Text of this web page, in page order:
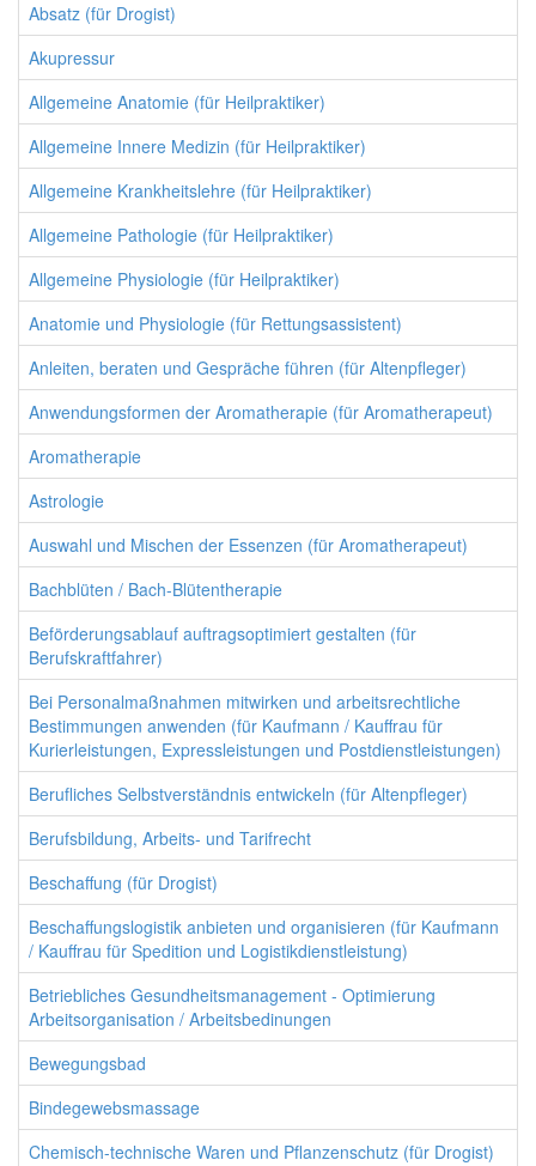
Absatz (für Drogist)
Akupressur
Allgemeine Anatomie (für Heilpraktiker)
Allgemeine Innere Medizin (für Heilpraktiker)
Allgemeine Krankheitslehre (für Heilpraktiker)
Allgemeine Pathologie (für Heilpraktiker)
Allgemeine Physiologie (für Heilpraktiker)
Anatomie und Physiologie (für Rettungsassistent)
Anleiten, beraten und Gespräche führen (für Altenpfleger)
Anwendungsformen der Aromatherapie (für Aromatherapeut)
Aromatherapie
Astrologie
Auswahl und Mischen der Essenzen (für Aromatherapeut)
Bachblüten / Bach-Blütentherapie
Beförderungsablauf auftragsoptimiert gestalten (für
Berufskraftfahrer)
Bei Personalmaßnahmen mitwirken und arbeitsrechtliche
Bestimmungen anwenden (für Kaufmann / Kauffrau für
Kurierleistungen, Expressleistungen und Postdienstleistungen)
Berufliches Selbstverständnis entwickeln (für Altenpfleger)
Berufsbildung, Arbeits- und Tarifrecht
Beschaffung (für Drogist)
Beschaffungslogistik anbieten und organisieren (für Kaufmann
/ Kauffrau für Spedition und Logistikdienstleistung)
Betriebliches Gesundheitsmanagement - Optimierung
Arbeitsorganisation / Arbeitsbedinungen
Bewegungsbad
Bindegewebsmassage
Chemisch-technische Waren und Pflanzenschutz (für Drogist)